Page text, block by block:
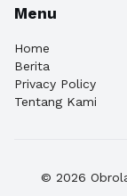
Menu
Home
Berita
Privacy Policy
Tentang Kami
© 2026